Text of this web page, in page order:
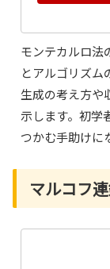
モンテカルロ法
とアルゴリズム
生成の考え方や
示します。初学
つかむ手助けに
マルコフ